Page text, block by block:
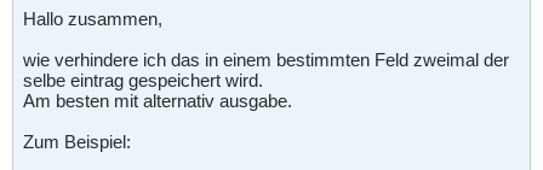
Hallo zusammen,
wie verhindere ich das in einem bestimmten Feld zweimal der
selbe eintrag gespeichert wird.
Am besten mit alternativ ausgabe.
Zum Beispiel: